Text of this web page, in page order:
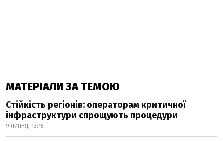
МАТЕРІАЛИ ЗА ТЕМОЮ
Стійкість регіонів: операторам критичної
інфраструктури спрощують процедури
9 ЛИПНЯ, 13:15